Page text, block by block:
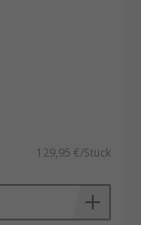
129,95 €/Stück